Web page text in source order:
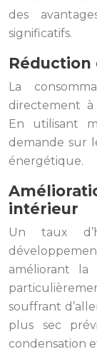
des
significatifs.
Réduction
La
directement
En utilisant
demande sur
énergétique.
intérieur
Un taux
améliorant la
souffrant
plus sec
condensation